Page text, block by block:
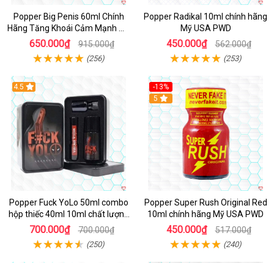
Popper Big Penis 60ml Chính
Hãng Tăng Khoái Cảm Mạnh Mẽ
An Toàn
650.000₫ 915.000₫
(256)
Popper Radikal 10ml chính hãng
Mỹ USA PWD
450.000₫ 562.000₫
(253)
4.5
Popper Fuck YoLo 50ml combo
hộp thiếc 40ml 10ml chất lượng
tốt
700.000₫ 700.000₫
(250)
-13%
Hot
5
Popper Super Rush Original Red
10ml chính hãng Mỹ USA PWD
450.000₫ 517.000₫
(240)